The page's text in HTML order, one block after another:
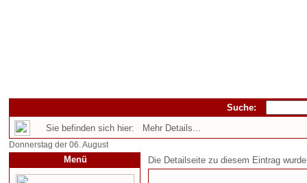
Suche:
Sie befinden sich hier: Mehr Details...
Donnerstag der 06. August
Menü Die Detailseite zu diesem Eintrag